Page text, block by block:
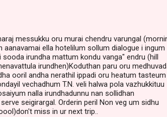
messukku oru murai chendru varungal
aanavamai ella hotelilum sollum dialogue i ingum
sooda irundha mattum kondu vanga" endru (hill
irundhen)Koduthan paru oru
ooril andha nerathil ippadi oru heatum tasteum
vechadhum T.N. veli halwa pola vazhukkituu
nalla irundhadunnu nan sollidhan
seigirargal. Orderin peril Non veg um sidhu
miss in ur next trip..